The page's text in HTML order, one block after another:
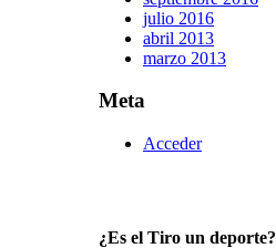
julio 2016
abril 2013
marzo 2013
Meta
Acceder
¿Es el Tiro un deporte?